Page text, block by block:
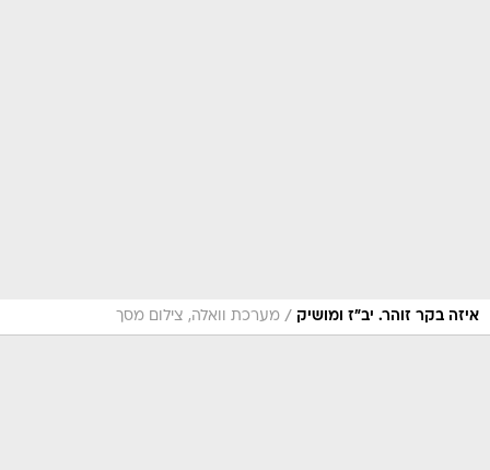
איזה בקר זוהר. יב"ז ומושיק / מערכת וואלה, צילום מסך